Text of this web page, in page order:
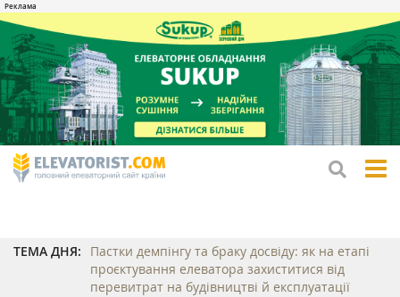
ТЕМА ДНЯ:
Пастки демпінгу та браку досвіду: як на етапі
проєктування елеватора захиститися від
перевитрат на будівництві й експлуатації